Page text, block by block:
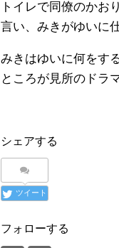
トイレで同僚のかお
言い、みきがゆいに
みきはゆいに何をす
ところが見所のドラ
シェアする
ツイート
フォローする